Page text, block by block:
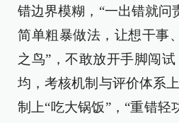
错边界模糊，“一出错就问
简单粗暴做法，让想干事
之鸟”，不敢放开手脚闯
均，考核机制与评价体系
制上“吃大锅饭”，“重错轻